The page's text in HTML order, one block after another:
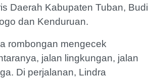
Daerah Kabupaten Tuban, Budi
dan Kenduruan.
rombongan mengecek
jalan lingkungan, jalan
Di perjalanan, Lindra